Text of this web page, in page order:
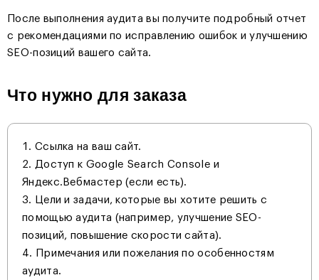
После выполнения аудита вы получите подробный отчет
с рекомендациями по исправлению ошибок и улучшению
SEO-позиций вашего сайта.
Что нужно для заказа
Ссылка на ваш сайт.
Доступ к Google Search Console и
Яндекс.Вебмастер (если есть).
Цели и задачи, которые вы хотите решить с
помощью аудита (например, улучшение SEO-
позиций, повышение скорости сайта).
Примечания или пожелания по особенностям
аудита.